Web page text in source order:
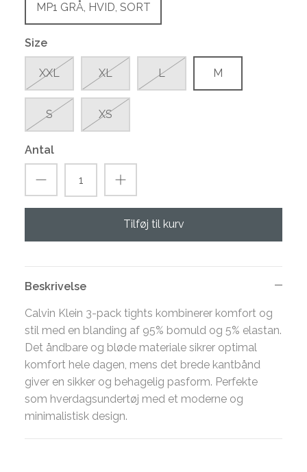
MP1 GRÅ, HVID, SORT
Size
XXL XL L M
S XS
Antal
Tilføj til kurv
Beskrivelse
Calvin Klein 3-pack tights kombinerer komfort og
stil med en blanding af 95% bomuld og 5% elastan.
Det åndbare og bløde materiale sikrer optimal
komfort hele dagen, mens det brede kantbånd
giver en sikker og behagelig pasform. Perfekte
som hverdagsundertøj med et moderne og
minimalistisk design.